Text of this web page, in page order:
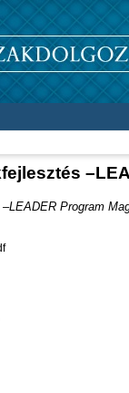
Program